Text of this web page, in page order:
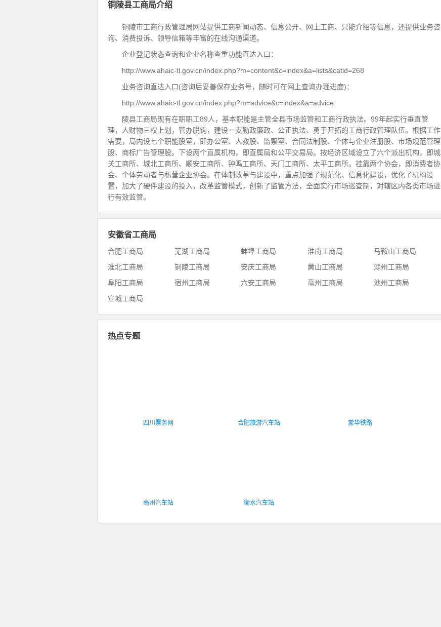
铜陵县工商局介绍
铜陵市工商行政管理局网站提供工商新闻动态、信息公开、网上工商、只能介绍等信息，还提供业务咨
询、消费投诉、领导信箱等丰富的在线沟通渠道。
企业登记状态查询和企业名称查重功能直达入口：
http://www.ahaic-tl.gov.cn/index.php?m=content&c=index&a=lists&catid=268
业务咨询直达入口(咨询后妥善保存业务号，随时可在网上查询办理进度)：
http://www.ahaic-tl.gov.cn/index.php?m=advice&c=index&a=advice
陵县工商局现有在职职工89人，基本职能是主管全县市场监管和工商行政执法。99年起实行垂直管
理，人财物三权上划，管办脱钩，建设一支勤政廉政、公正执法、勇于开拓的工商行政管理队伍。根据工作
需要，局内设七个职能股室，即办公室、人教股、监察室、合同法制股、个体与企业注册股、市场规范管理
股、商标广告管理股。下设两个直属机构，即直属局和公平交易局。按经济区域设立了六个派出机构，即城
关工商所、城北工商所、顺安工商所、钟鸣工商所、天门工商所、太平工商所。挂靠两个协会，即消费者协
会、个体劳动者与私营企业协会。在体制改革与建设中，重点加强了规范化、信息化建设，优化了机构设
置，加大了硬件建设的投入，改革监管模式，创新了监管方法，全面实行市场巡查制，对辖区内各类市场进
行有效监管。
安徽省工商局
合肥工商局 芜湖工商局 蚌埠工商局 淮南工商局
马鞍山工商局
淮北工商局
铜陵工商局 安庆工商局 黄山工商局
滁州工商局
阜阳工商局
宿州工商局 六安工商局 亳州工商局
池州工商局
宣城工商局
热点专题
四川票务网 合肥旅游汽车站 蒙华铁路
亳州汽车站 衡水汽车站